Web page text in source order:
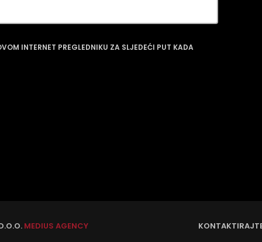
INTERNET PREGLEDNIKU ZA SLJEDEĆI PUT KADA
MEDIUS AGENCY